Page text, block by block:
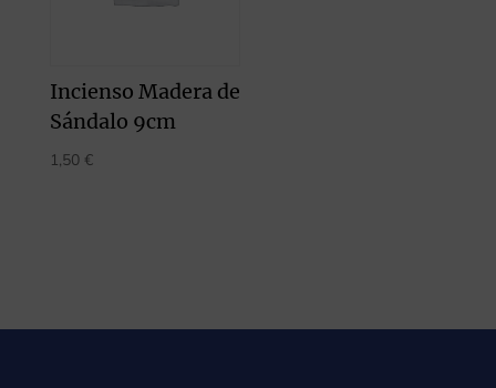
Incienso Madera de
Sándalo 9cm
1,50 €